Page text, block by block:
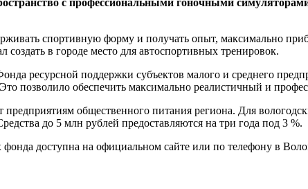
спортивную форму и получать опыт, максимально
в городе место для автоспортивных тренировок.
ресурсной поддержки субъектов малого и среднего
позволило обеспечить максимально реалистичный и
общественного питания региона. Для
до 5 млн рублей предоставляются на три года под 3 %.
доступна на официальном сайте или по телефону в